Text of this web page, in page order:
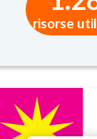
risorse